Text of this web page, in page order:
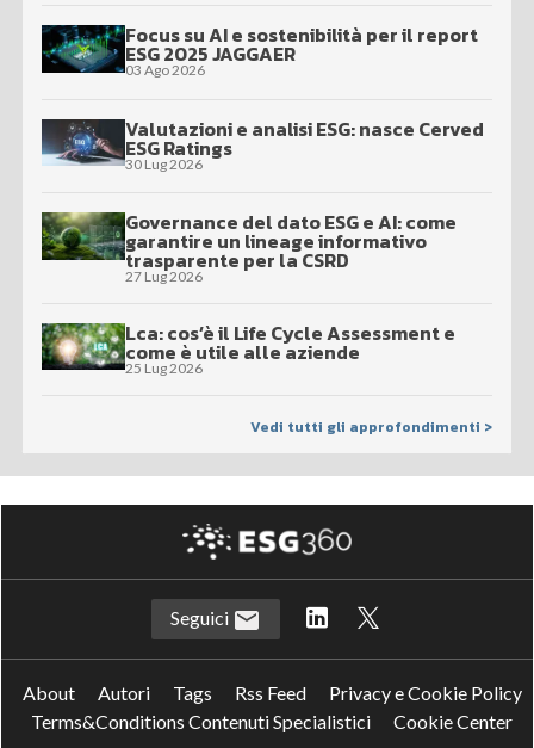
Focus su AI e sostenibilità per il report
ESG 2025 JAGGAER
03 Ago 2026
Valutazioni e analisi ESG: nasce Cerved
ESG Ratings
30 Lug 2026
Governance del dato ESG e AI: come
garantire un lineage informativo
trasparente per la CSRD
27 Lug 2026
Lca: cos’è il Life Cycle Assessment e
come è utile alle aziende
25 Lug 2026
Vedi tutti gli approfondimenti >
Seguici
About Autori Tags Rss Feed
Privacy e Cookie Policy
Terms&Conditions Contenuti Specialistici
Cookie Center